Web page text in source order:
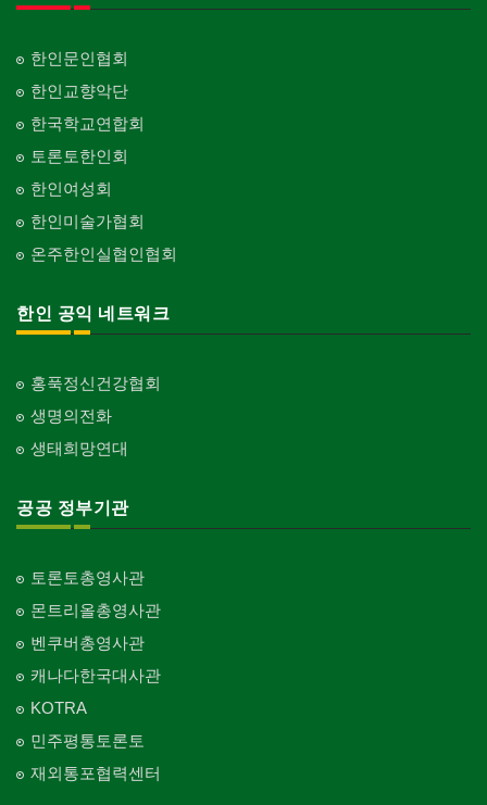
현금인출기
ATM
Art Gallery/Framing
행사/이벤트
Event
인벤토리
인터넷/소프트웨어 개발
Organization-Sports
단체-음악/미술
Organization-Music/Art
Organization-Buddhist
Organization-Christianity
교회-장로교회
Church-Presbyterian
Church-United
Church-7th Day Adventist
교회-씨 앤 엠에이
Church-C & MA
Church-Full Gospel
Church-Evangelical
Church-Mission
Church-Independent
교회-기타
한인문인협회
한인교향악단
한국학교연합회
토론토한인회
한인여성회
한인미술가협회
온주한인실협인협회
한인 공익 네트워크
홍푹정신건강협회
생명의전화
생태희망연대
공공 정부기관
토론토총영사관
몬트리올총영사관
벤쿠버총영사관
캐나다한국대사관
KOTRA
민주평통토론토
재외통포협력센터